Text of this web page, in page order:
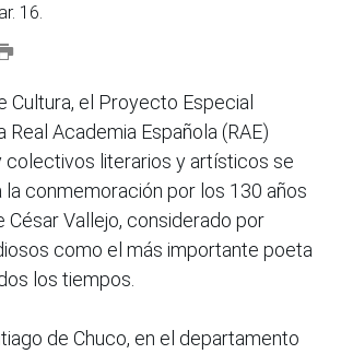
16.
Cultura, el Proyecto Especial
Real Academia Española (RAE)
colectivos literarios y artísticos se
la conmemoración por los 130 años
César Vallejo, considerado por
como el más importante poeta
los tiempos.
de Chuco, en el departamento